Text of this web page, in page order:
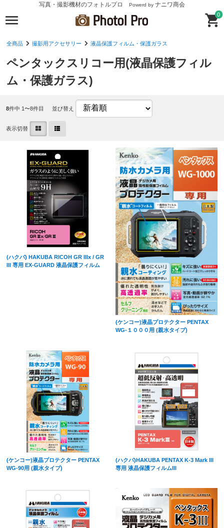
写真・撮影機材のフォトルプロ Powerd by ナニワ商会
0
全商品 撮影用アクセサリー 液晶保護フィルム・保護ガラス
ペンタックスリコー用(液晶保護フィル
ム・保護ガラス)
8件中 1〜8件目 並び替え
表示切替
(ハクバ) HAKUBA RICOH GR IIIx / GR
III 専用 EX-GUARD 液晶保護フィルム
(ケンコー)液晶プロテクター PENTAX
WG-１０００用 (親水タイプ)
(ケンコー)液晶プロテクター PENTAX
WG-90用 (親水タイプ)
(ハクバ)HAKUBA PENTAX K-3 Mark III
専用 液晶保護フィルムIII